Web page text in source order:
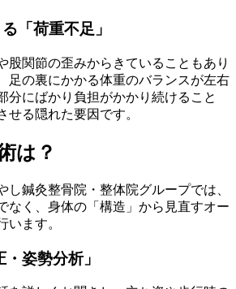
「荷重不足」
股関節の歪みからきていることもあり
足の裏にかかる体重のバランスが左右
分にばかり負担がかかり続けること
せる隠れた要因です。
は？
し鍼灸整骨院・整体院グループでは、
なく、身体の「構造」から見直すオー
います。
姿勢分析」